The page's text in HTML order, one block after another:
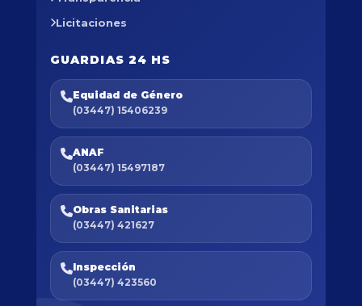
Licitaciones
GUARDIAS 24 HS
Equidad de Género
(03447) 15406239
ANAF
(03447) 15497187
Obras Sanitarias
(03447) 421627
Inspección
(03447) 423560